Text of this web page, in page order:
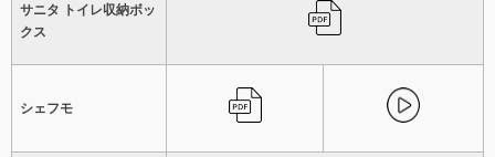
サニタ トイレ収納ボッ
クス
シェフモ